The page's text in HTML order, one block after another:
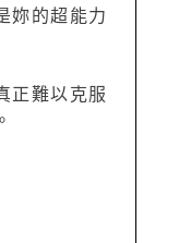
妳的超能力
正難以克服